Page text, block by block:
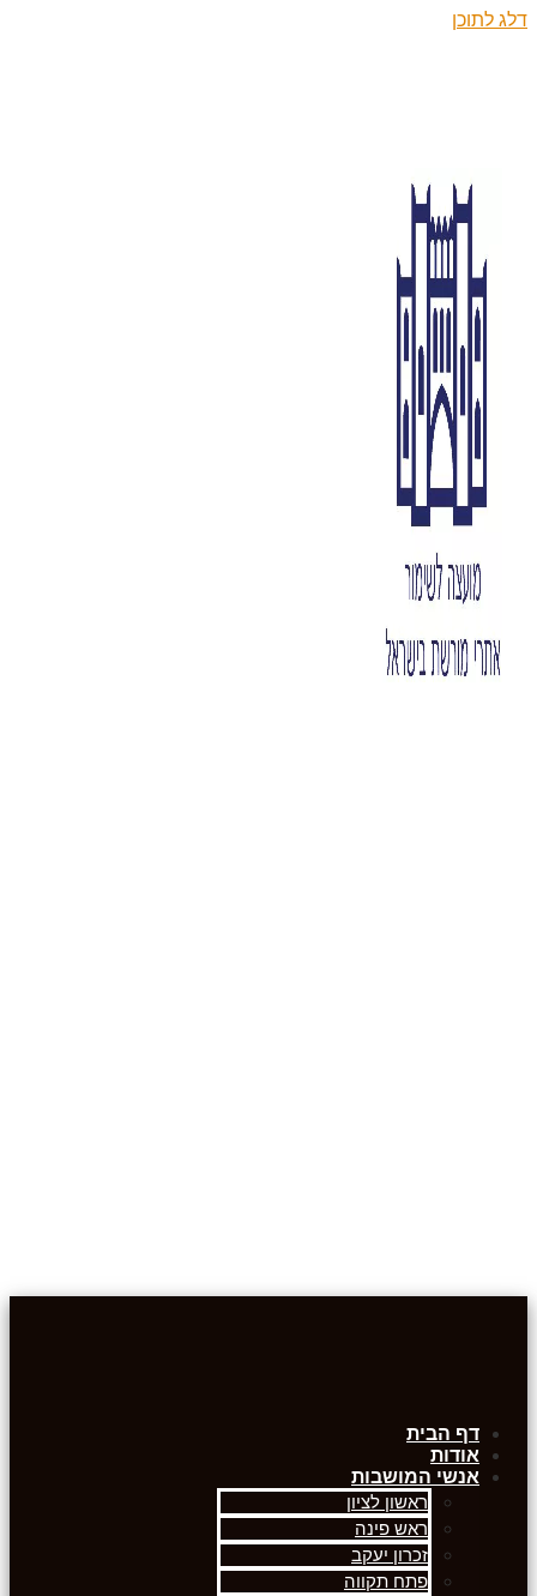
דלג לתוכן
דף הבית
אודות
אנשי המושבות
ראשון לציון
ראש פינה
זכרון יעקב
פתח תקווה